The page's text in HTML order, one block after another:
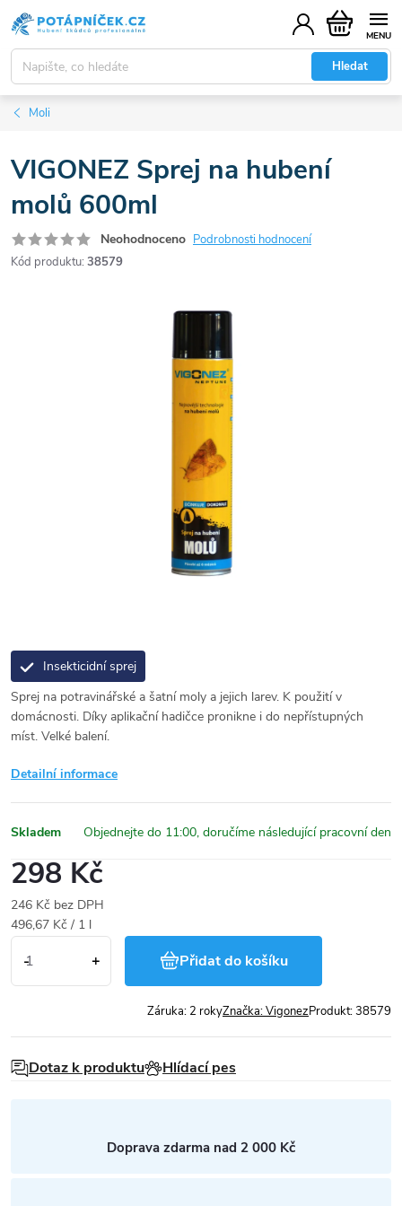
Přejít
na
obsah
Hledat
Nákupní
košík
Moli
VIGONEZ Sprej na hubení
molů 600ml
Neohodnoceno Podrobnosti hodnocení
Kód produktu: 38579
Insekticidní sprej
Sprej na potravinářské a šatní moly a jejich larev. K použití v
domácnosti. Díky aplikační hadičce pronikne i do nepřístupných
míst. Velké balení.
Detailní informace
Skladem
298 Kč
246 Kč bez DPH
Měrná
496,67 Kč / 1 l
Přidat do košíku
Značka:Vigonez
Záruka: 2 roky Produkt:38579
Dotaz k produktu Hlídací pes
Doprava zdarma nad 2 000 Kč